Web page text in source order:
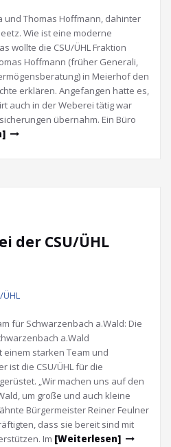
und Thomas Hoffmann, dahinter
Wie ist eine moderne
wollte die CSU/ÜHL Fraktion
Hoffmann (früher Generali,
in Meierhof den
erklären. Angefangen hatte es,
auch in der Weberei tätig war
übernahm. Ein Büro
der CSU/ÜHL
für Schwarzenbach a.Wald: Die
a.Wald
einem starken Team und
ist die CSU/ÜHL für die
„Wir machen uns auf den
um große und auch kleine
Bürgermeister Reiner Feulner
dass sie bereit sind mit
Im [Weiterlesen]